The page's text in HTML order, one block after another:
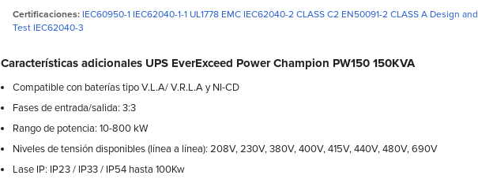
Certificaciones: IEC60950-1 IEC62040-1-1 UL1778 EMC IEC62040-2 CLASS C2 EN50091-2 CLASS A Design and
Test IEC62040-3
Características adicionales UPS EverExceed Power Champion PW150 150KVA
Compatible con baterías tipo V.L.A/ V.R.L.A y NI-CD
Fases de entrada/salida: 3:3
Rango de potencia: 10-800 kW
Niveles de tensión disponibles (línea a línea): 208V, 230V, 380V, 400V, 415V, 440V, 480V, 690V
Lase IP: IP23 / IP33 / IP54 hasta 100Kw